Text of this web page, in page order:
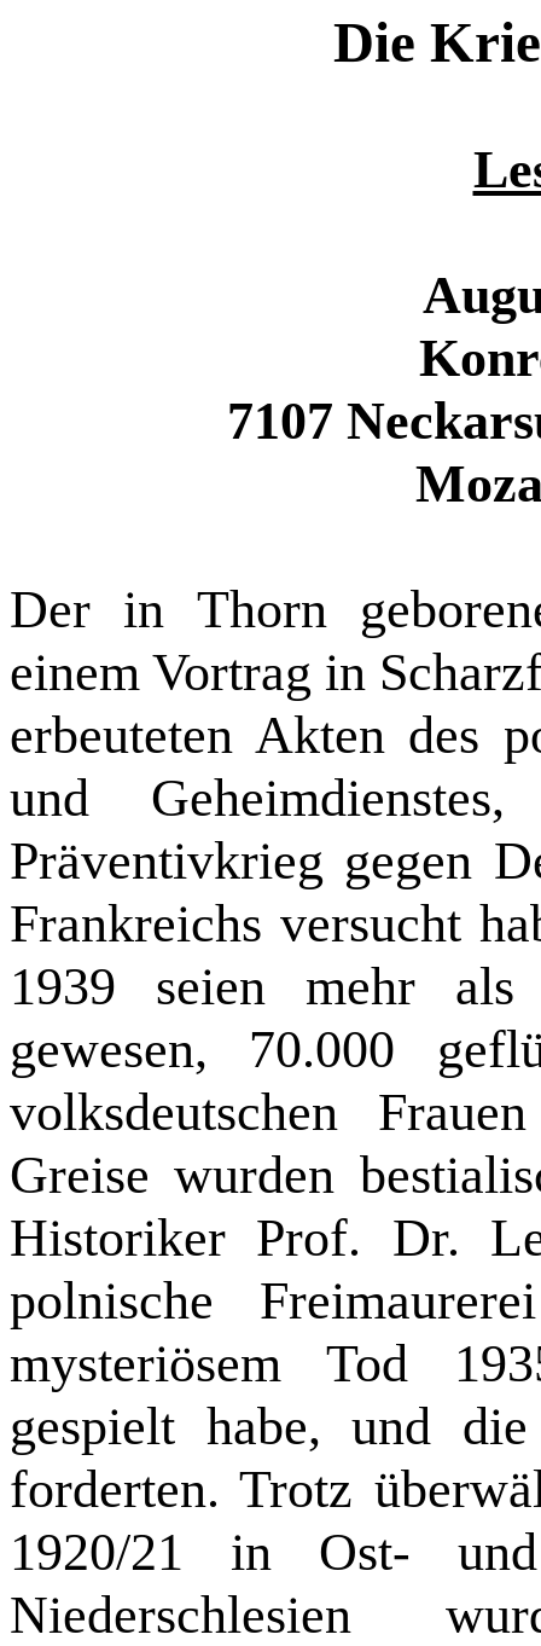
Die
7107
Der in Thorn
einem Vortrag in
erbeuteten Akten des
und
Präventivkrieg gegen
Frankreichs versucht
1939 seien mehr als
gewesen, 70.000
volksdeutschen
Greise wurden
Historiker Prof. Dr.
polnische
mysteriösem Tod
gespielt habe, und
forderten. Trotz
1920/21 in Ost-
Niederschlesien